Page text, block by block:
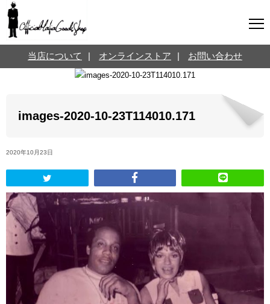
三分で学ぶマフィア暗黒史 名言・悩み相談
映画・ドラマ紹介 映画雑学
時事ニュース 書籍紹介
ABOUT US
当店について オンラインストア お問い合わせ
images-2020-10-23T114010.171
2020年10月23日
オンラインストア
お問い合わせ